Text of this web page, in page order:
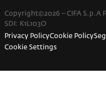
Copyright©2026 – CIFA S.p.A
SDI: K1L103O
Privacy PolicyCookie Policy
Cookie Settings